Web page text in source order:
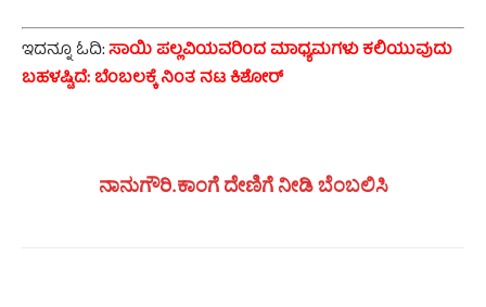
ಇದನ್ನೂ ಓದಿ:ಸಾಯಿ ಪಲ್ಲವಿಯವರಿಂದ ಮಾಧ್ಯಮಗಳು ಕಲಿಯುವುದು
ಬಹಳಷ್ಟಿದೆ: ಬೆಂಬಲಕ್ಕೆ ನಿಂತ ನಟ ಕಿಶೋರ್
ನಾನುಗೌರಿ.ಕಾಂಗೆ ದೇಣಿಗೆ ನೀಡಿ ಬೆಂಬಲಿಸಿ